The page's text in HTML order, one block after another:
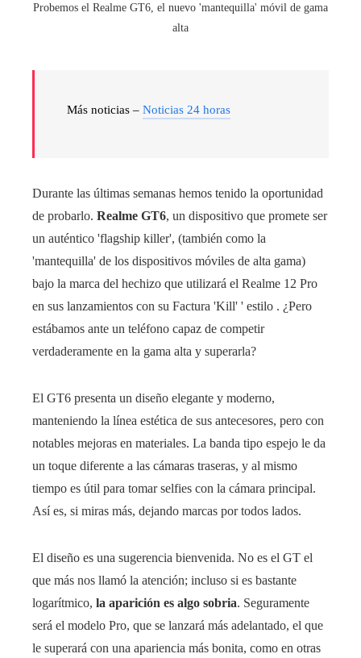
Probemos el Realme GT6, el nuevo 'mantequilla' móvil de gama
alta
Más noticias – Noticias 24 horas
Durante las últimas semanas hemos tenido la oportunidad
de probarlo. Realme GT6, un dispositivo que promete ser
un auténtico 'flagship killer', (también como la
'mantequilla' de los dispositivos móviles de alta gama)
bajo la marca del hechizo que utilizará el Realme 12 Pro
en sus lanzamientos con su Factura 'Kill' ' estilo . ¿Pero
estábamos ante un teléfono capaz de competir
verdaderamente en la gama alta y superarla?
El GT6 presenta un diseño elegante y moderno,
manteniendo la línea estética de sus antecesores, pero con
notables mejoras en materiales. La banda tipo espejo le da
un toque diferente a las cámaras traseras, y al mismo
tiempo es útil para tomar selfies con la cámara principal.
Así es, si miras más, dejando marcas por todos lados.
El diseño es una sugerencia bienvenida. No es el GT el
que más nos llamó la atención; incluso si es bastante
logarítmico, la aparición es algo sobria. Seguramente
será el modelo Pro, que se lanzará más adelantado, el que
le superará con una apariencia más bonita, como en otras